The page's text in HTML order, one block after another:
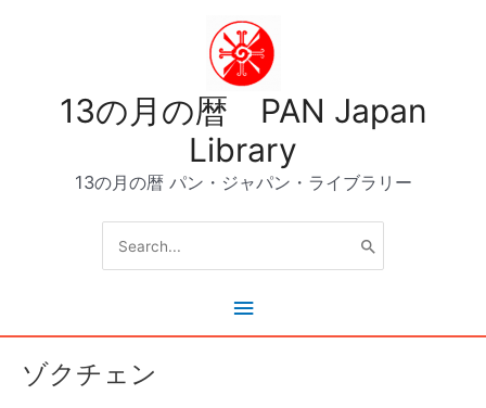
13の月の暦 PAN Japan
Library
13の月の暦 パン・ジャパン・ライブラリー
メ
for:
ゾクチェン